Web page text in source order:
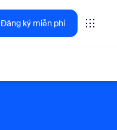
Đăng ký miễn phí